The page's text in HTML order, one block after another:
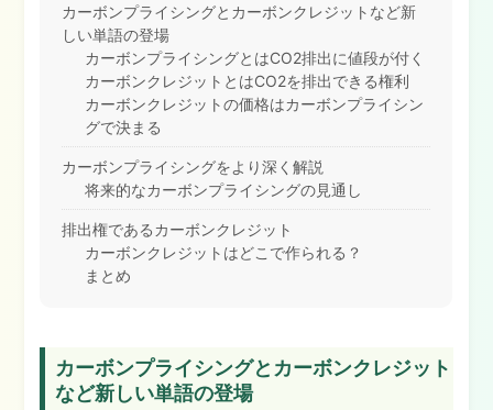
カーボンプライシングとカーボンクレジットなど新
しい単語の登場
カーボンプライシングとはCO2排出に値段が付く
カーボンクレジットとはCO2を排出できる権利
カーボンクレジットの価格はカーボンプライシン
グで決まる
カーボンプライシングをより深く解説
将来的なカーボンプライシングの見通し
排出権であるカーボンクレジット
カーボンクレジットはどこで作られる？
まとめ
カーボンプライシングとカーボンクレジット
など新しい単語の登場